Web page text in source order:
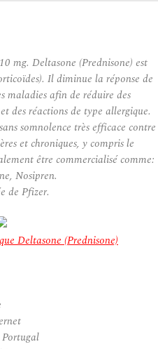
mg. Deltasone (Prednisone) est
Il diminue la réponse de
maladies afin de réduire des
des réactions de type allergique.
somnolence très efficace contre
et chroniques, y compris le
être commercialisé comme:
Nosipren.
de Pfizer.
Deltasone (Prednisone)